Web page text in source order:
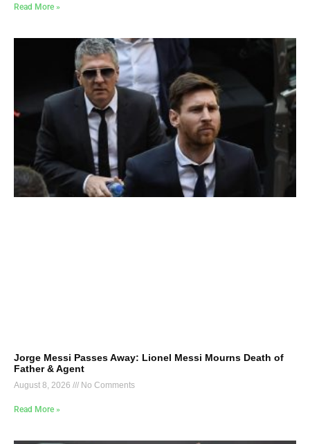
Read More »
Jorge Messi Passes Away: Lionel Messi Mourns Death of
Father & Agent
August 8, 2026 No Comments
Read More »